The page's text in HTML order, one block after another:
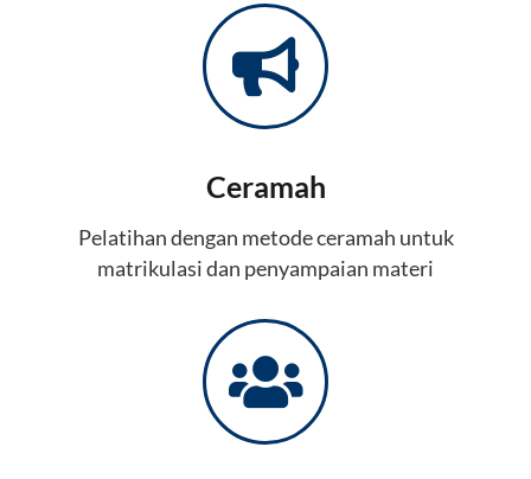
Ceramah
Pelatihan dengan metode ceramah untuk
matrikulasi dan penyampaian materi